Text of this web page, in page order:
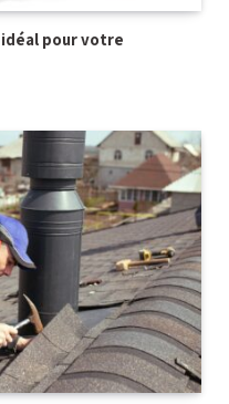
pour votre